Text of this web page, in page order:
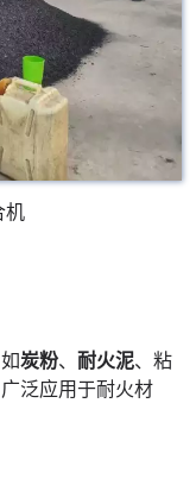
机
炭粉、 耐火泥、粘
泛应用于耐火材